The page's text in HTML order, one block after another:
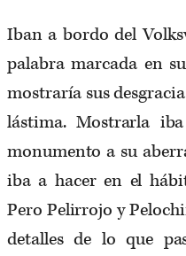
Iban a bordo del
palabra marcada en
mostraría sus
lástima. Mostrarla
monumento a su
iba a hacer en el
Pero Pelirrojo y
detalles de lo que